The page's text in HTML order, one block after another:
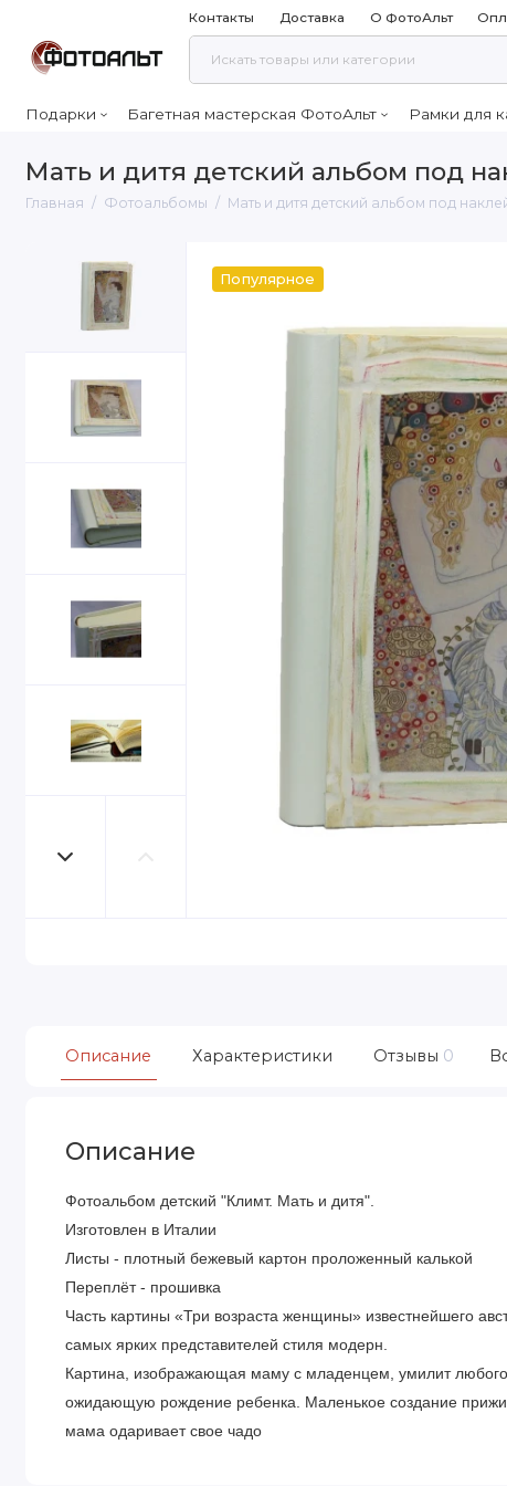
Контакты Доставка О ФотоАльт
Подарки Багетная мастерская ФотоАльт Рамки для
Мать и дитя детский альбом под
Главная Фотоальбомы Мать и дитя детский альбом под
Популярное
Описание Характеристики Отзывы 0
Описание
Фотоальбом детский "Климт. Мать и дитя".
Изготовлен в Италии
Листы - плотный бежевый картон проложенный калькой
Переплёт - прошивка
Часть картины «Три возраста женщины» известнейшего
самых ярких представителей стиля модерн.
Картина, изображающая маму с младенцем, умилит
ожидающую рождение ребенка. Маленькое создание
мама одаривает свое чадо